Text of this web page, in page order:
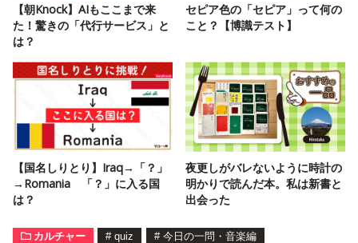
【朝Knock】AIもここまで来
た！驚きの「代行サービス」と
は？
セピア色の「セピア」って何の
こと？【博識テスト】
【国名しりとり】Iraq→「？」
→Romania 「？」に入る国
は？
夜更しがバレないように時計の
明かりで読んだ本。私は新書と
出会った
カルチャー # quiz # 今日の一問・音楽編